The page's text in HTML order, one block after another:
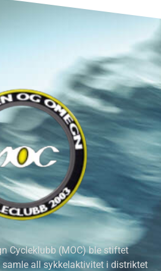
Cycleklubb (MOC) ble stiftet
all sykkelaktivitet i distriktet